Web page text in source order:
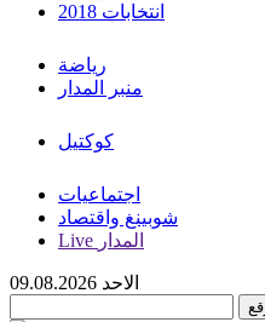
انتخابات 2018
رياضة
منبر المدار
كوكتيل
اجتماعيات
شوبينغ واقتصاد
Live المدار